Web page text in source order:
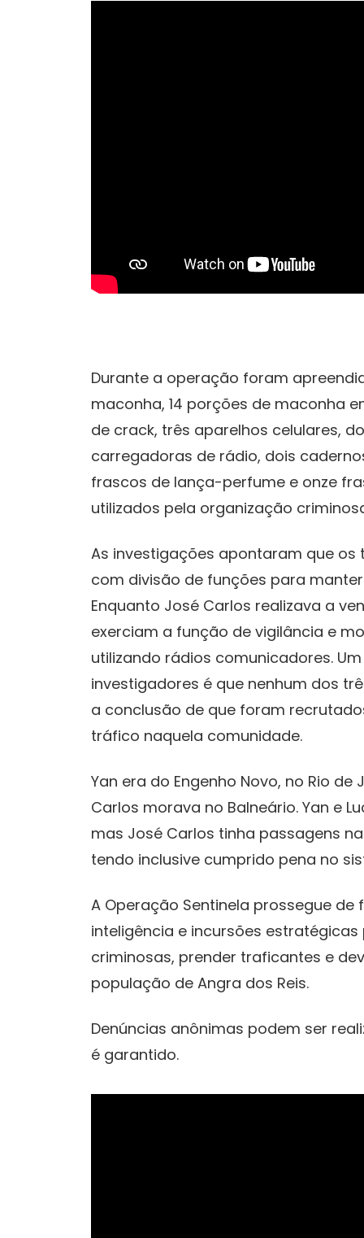
Durante a operação foram
maconha, 14 porções de maconha
de crack, três aparelhos celulares,
carregadoras de rádio, dois
frascos de lança-perfume e onze
utilizados pela organização
As investigações apontaram que
com divisão de funções para
Enquanto José Carlos realizava a
exerciam a função de vigilância e
utilizando rádios comunicadores.
investigadores é que nenhum dos
a conclusão de que foram
tráfico naquela comunidade.
Yan era do Engenho Novo, no Rio
Carlos morava no Balneário. Yan e
mas José Carlos tinha passagens
tendo inclusive cumprido pena no
A Operação Sentinela prossegue
inteligência e incursões
criminosas, prender traficantes e
população de Angra dos Reis.
Denúncias anônimas podem ser
é garantido.